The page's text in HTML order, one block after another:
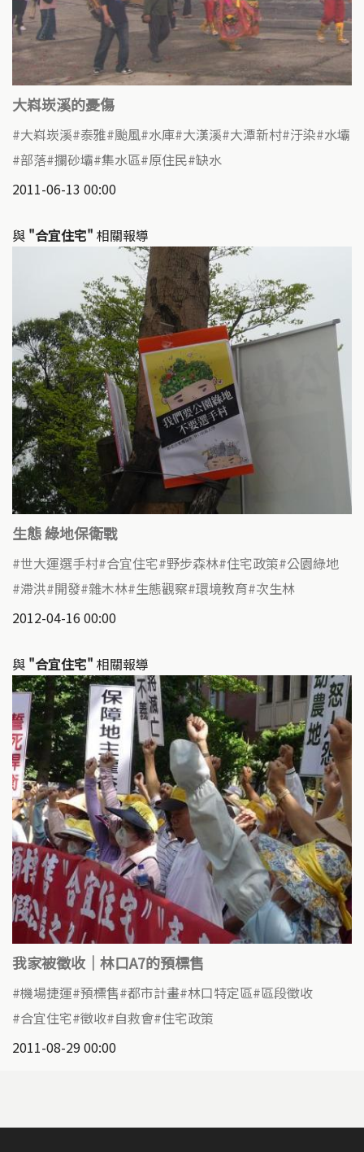
大嵙崁溪的憂傷
大嵙崁溪 泰雅 颱風 水庫 大漢溪 大潭新村 汙染 水壩
部落 攔砂壩 集水區 原住民 缺水
2011-06-13 00:00
與 "合宜住宅" 相關報導
生態 綠地保衛戰
世大運選手村 合宜住宅 野步森林 住宅政策 公園綠地
滯洪 開發 雜木林 生態觀察 環境教育 次生林
2012-04-16 00:00
與 "合宜住宅" 相關報導
我家被徵收｜林口A7的預標售
機場捷運 預標售 都市計畫 林口特定區 區段徵收
合宜住宅 徵收 自救會 住宅政策
2011-08-29 00:00